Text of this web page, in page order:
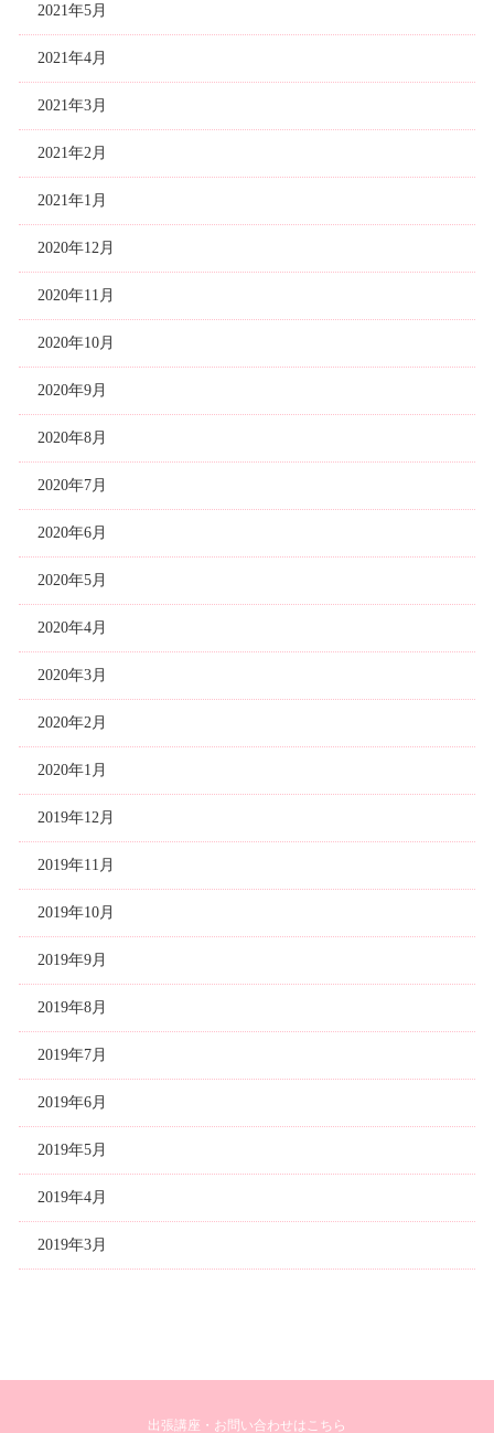
2021年5月
2021年4月
2021年3月
2021年2月
2021年1月
2020年12月
2020年11月
2020年10月
2020年9月
2020年8月
2020年7月
2020年6月
2020年5月
2020年4月
2020年3月
2020年2月
2020年1月
2019年12月
2019年11月
2019年10月
2019年9月
2019年8月
2019年7月
2019年6月
2019年5月
2019年4月
2019年3月
出張講座・お問い合わせはこちら